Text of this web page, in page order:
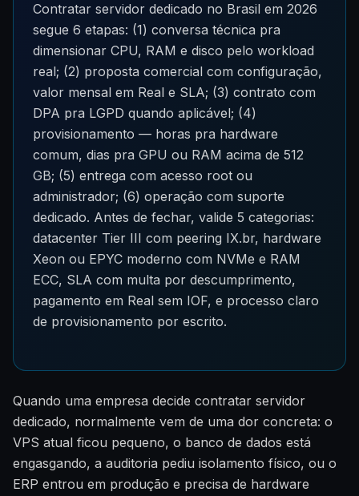
Contratar servidor dedicado no Brasil em 2026
segue 6 etapas: (1) conversa técnica pra
dimensionar CPU, RAM e disco pelo workload
real; (2) proposta comercial com configuração,
valor mensal em Real e SLA; (3) contrato com
DPA pra LGPD quando aplicável; (4)
provisionamento — horas pra hardware
comum, dias pra GPU ou RAM acima de 512
GB; (5) entrega com acesso root ou
administrador; (6) operação com suporte
dedicado. Antes de fechar, valide 5 categorias:
datacenter Tier III com peering IX.br, hardware
Xeon ou EPYC moderno com NVMe e RAM
ECC, SLA com multa por descumprimento,
pagamento em Real sem IOF, e processo claro
de provisionamento por escrito.
Quando uma empresa decide contratar servidor
dedicado, normalmente vem de uma dor concreta: o
VPS atual ficou pequeno, o banco de dados está
engasgando, a auditoria pediu isolamento físico, ou o
ERP entrou em produção e precisa de hardware